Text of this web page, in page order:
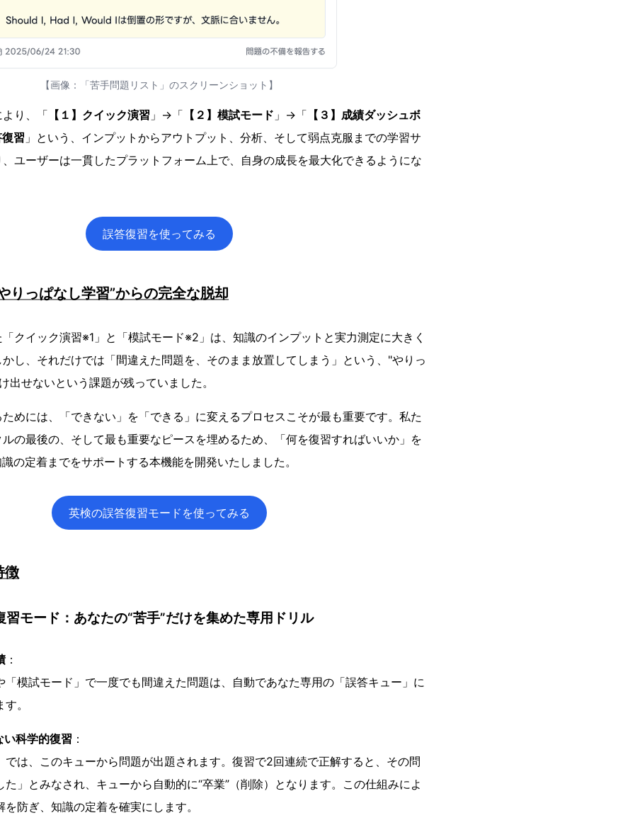
【画像：「苦手問題リスト」のスクリーンショット】
り、「 【１】クイック演習 」→「 【２】模試モード 」→「 【３】成績ダッシュボ
復習 」という、インプットからアウトプット、分析、そして弱点克服までの学習サ
ユーザーは一貫したプラットフォーム上で、自身の成長を最大化できるようにな
誤答復習を使ってみる
りっぱなし学習”からの完全な脱却
クイック演習※1」と「模試モード※2」は、知識のインプットと実力測定に大きく
し、それだけでは「間違えた問題を、そのまま放置してしまう」という、"やりっ
出せないという課題が残っていました。
めには、「できない」を「できる」に変えるプロセスこそが最も重要です。私た
の最後の、そして最も重要なピースを埋めるため、「何を復習すればいいか」を
の定着までをサポートする本機能を開発いたしました。
英検の誤答復習モードを使ってみる
徴
習モード：あなたの“苦手”だけを集めた専用ドリル
：
「模試モード」で一度でも間違えた問題は、自動であなた専用の「誤答キュー」に
。
い科学的復習 ：
では、このキューから問題が出題されます。復習で2回連続で正解すると、その問
た」とみなされ、キューから自動的に“卒業”（削除）となります。この仕組みによ
を防ぎ、知識の定着を確実にします。